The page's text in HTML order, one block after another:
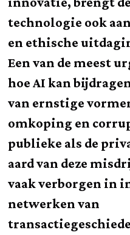
technologie ook
en ethische
Een van de meest
hoe AI kan
van ernstige
omkoping en
publieke als de
aard van deze
vaak verborgen in
netwerken van